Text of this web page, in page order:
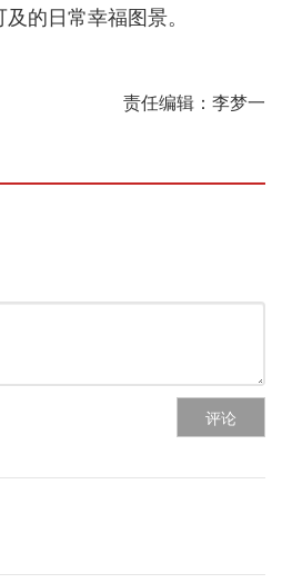
的日常幸福图景。
责任编辑：李梦一
评论